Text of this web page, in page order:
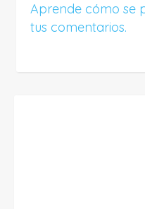
Aprende cómo se
tus comentarios.